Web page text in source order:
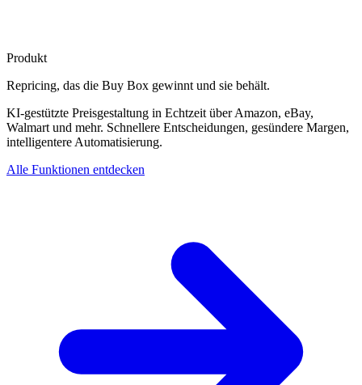
Produkt
Repricing, das die Buy Box gewinnt und sie behält.
KI-gestützte Preisgestaltung in Echtzeit über Amazon, eBay,
Walmart und mehr. Schnellere Entscheidungen, gesündere Margen,
intelligentere Automatisierung.
Alle Funktionen entdecken